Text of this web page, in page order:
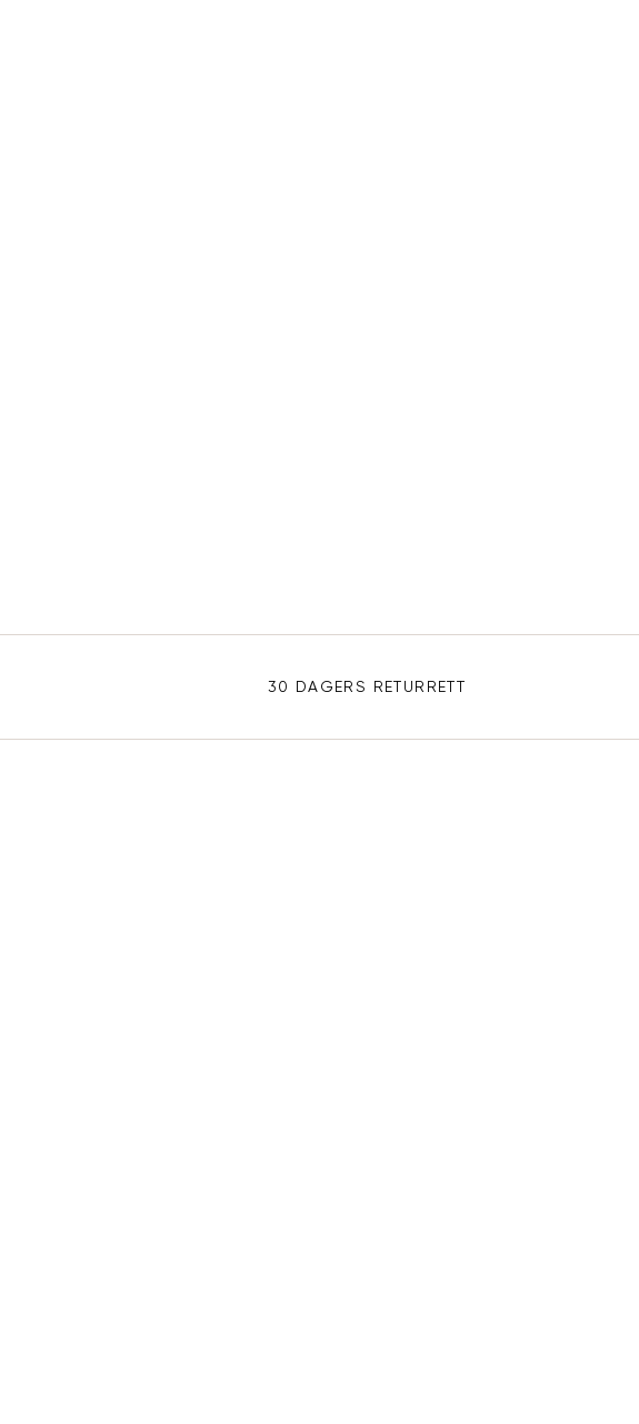
30 DAGERS RETURRETT